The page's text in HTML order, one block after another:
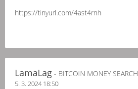
https://tinyurl.com/4ast4rnh
LamaLag - BITCOIN MONEY
5. 3. 2024 18:50